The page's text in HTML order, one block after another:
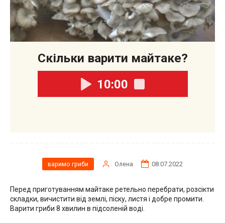
Скільки варити майтаке?
10:00
варимо гриби Олена 08.07.2022
Перед приготуванням майтаке ретельно перебрати, розсікти
складки, вичистити від землі, піску, листя і добре промити.
Варити гриби 8 хвилин в підсоленій воді.